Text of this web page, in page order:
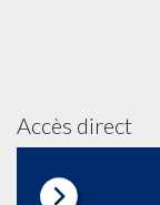
Accès direct